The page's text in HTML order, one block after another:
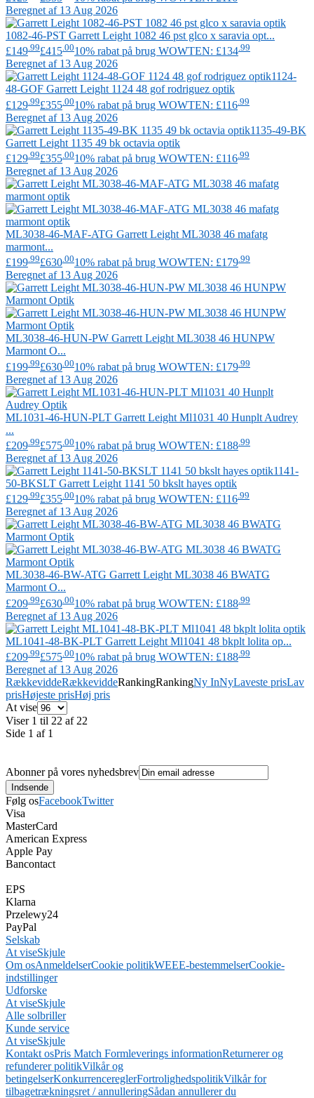
Beregnet af 13 Aug 2026
1082-46-PST Garrett Leight 1082 46 pst glco x saravia opt...
£149.99£415.0010% rabat på brug WOWTEN: £134.99
Beregnet af 13 Aug 2026
1124-
48-GOF Garrett Leight1124 48 gof rodriguez optik
£129 .99£355 .0010% rabat på brug WOWTEN: £116 .99
Beregnet af 13 Aug 2026
1135-49-BK
Garrett Leight 1135 49 bk octavia optik
£129 .99£355 .0010% rabat på brug WOWTEN: £116 .99
Beregnet af 13 Aug 2026
ML3038-46-MAF-ATG Garrett Leight ML3038 46 mafatg
marmont...
£199.99£630.0010% rabat på brug WOWTEN: £179.99
Beregnet af 13 Aug 2026
ML3038-46-HUN-PW Garrett LeightML3038 46 HUNPW
Marmont O...
£199 .99£630 .0010% rabat på brug WOWTEN: £179 .99
Beregnet af 13 Aug 2026
ML1031-46-HUN-PLT Garrett Leight Ml1031 40 Hunplt Audrey
...
£209 .99£575 .0010% rabat på brug WOWTEN: £188 .99
Beregnet af 13 Aug 2026
1141-
50-BKSLT Garrett Leight 1141 50 bkslt hayes optik
£129.99£355.0010% rabat på brug WOWTEN: £116.99
Beregnet af 13 Aug 2026
ML3038-46-BW-ATG Garrett LeightML3038 46 BWATG
Marmont O...
£209 .99£630 .0010% rabat på brug WOWTEN: £188 .99
Beregnet af 13 Aug 2026
ML1041-48-BK-PLT Garrett Leight Ml1041 48 bkplt lolita op...
£209 .99£575 .0010% rabat på brug WOWTEN: £188 .99
Beregnet af 13 Aug 2026
RækkeviddeRækkeviddeRankingRankingNy InNyLaveste prisLav
prisHøjeste prisHøj pris
At vise
Viser 1 til 22 af 22
Side 1 af 1
Abonner på vores nyhedsbrev
Følg osFacebookTwitter
Visa
MasterCard
American Express
Apple Pay
Bancontact
EPS
Klarna
Przelewy24
PayPal
Selskab
At viseSkjule
Om osAnmeldelserCookie politikWEEE-bestemmelserCookie-
indstillinger
Udforske
At viseSkjule
Alle solbriller
Kunde service
At viseSkjule
Kontakt osPris Match Formleverings informationReturnerer og
refunderer politikVilkår og
betingelserKonkurrencereglerFortrolighedspolitikVilkår for
tilbagetrækningsret / annulleringSådan annullerer du